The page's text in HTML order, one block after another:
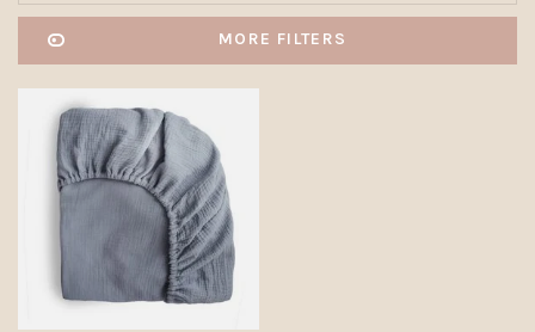
MORE FILTERS